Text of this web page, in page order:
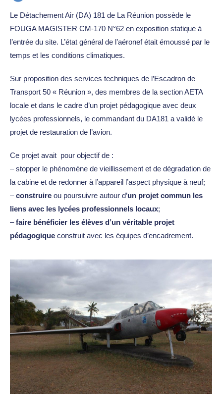
Le Détachement Air (DA) 181 de La Réunion possède le
FOUGA MAGISTER CM-170 N°62 en exposition statique à
l’entrée du site. L’état général de l’aéronef était émoussé par le
temps et les conditions climatiques.
Sur proposition des services techniques de l’Escadron de
Transport 50 « Réunion », des membres de la section AETA
locale et dans le cadre d’un projet pédagogique avec deux
lycées professionnels, le commandant du DA181 a validé le
projet de restauration de l’avion.
Ce projet avait pour objectif de :
– stopper le phénomène de vieillissement et de dégradation de
la cabine et de redonner à l’appareil l’aspect physique à neuf;
–construire ou poursuivre autour d’un projet commun les
liens avec les lycées professionnels locaux;
–faire bénéficier les élèves d’un véritable projet
pédagogique construit avec les équipes d’encadrement.